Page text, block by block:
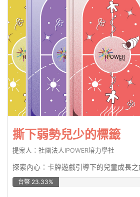
撕下弱勢兒少的標籤
提案人：社團法人IPOWER培力學社
探索內心：卡牌遊戲引導下的兒童成長之
台幣 23.33%